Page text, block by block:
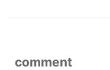
comment